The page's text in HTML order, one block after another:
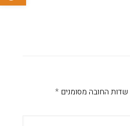
שדות החובה מסומנים *